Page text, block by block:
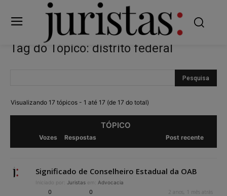
Tag do Tópico: distrito federal
Visualizando 17 tópicos - 1 até 17 (de 17 do total)
TÓPICO
Vozes Respostas Post recente
Significado de Conselheiro Estadual da OAB
Iniciado por: Juristas em: Advocacia
0 0 2 anos, 1 mês atrás